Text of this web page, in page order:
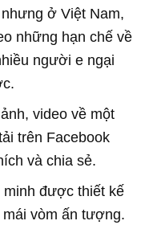
ở Việt Nam,
những hạn chế về
người e ngại
video về một
trên Facebook
và chia sẻ.
minh được thiết kế
vòm ấn tượng.